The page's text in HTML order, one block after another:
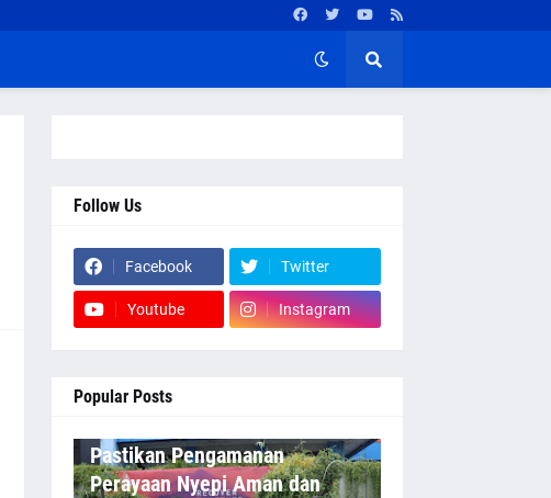
Follow Us
Facebook Twitter
Youtube Instagram
Popular Posts
Pastikan Pengamanan
Perayaan Nyepi Aman dan